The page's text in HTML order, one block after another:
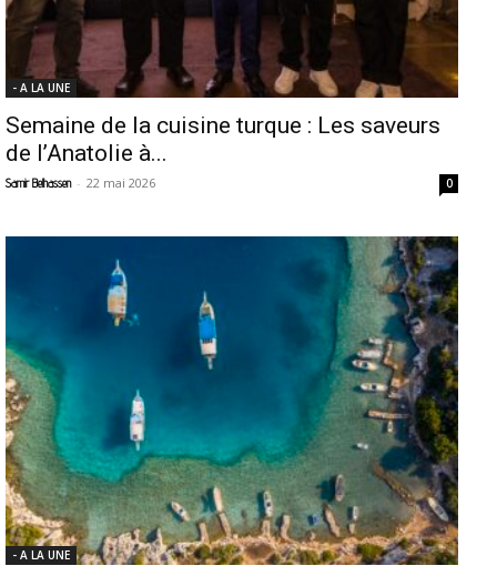
- A LA UNE
Semaine de la cuisine turque : Les saveurs
de l’Anatolie à...
Samir Belhassen - 22 mai 2026 0
- A LA UNE